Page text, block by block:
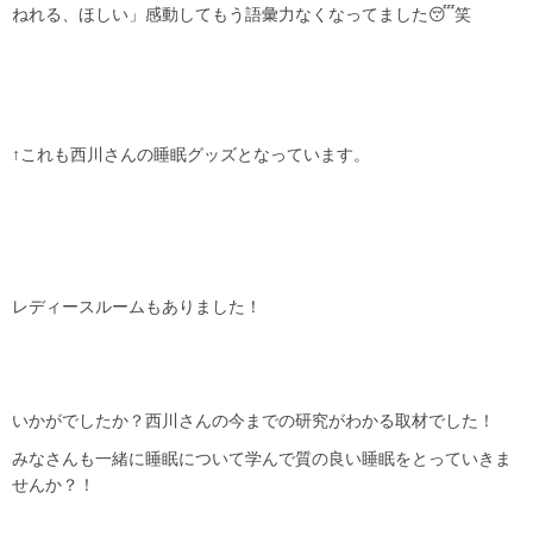
ねれる、ほしい」感動してもう語彙力なくなってました😴笑
↑これも西川さんの睡眠グッズとなっています。
レディースルームもありました！
いかがでしたか？西川さんの今までの研究がわかる取材でした！
みなさんも一緒に睡眠について学んで質の良い睡眠をとっていきま
せんか？！